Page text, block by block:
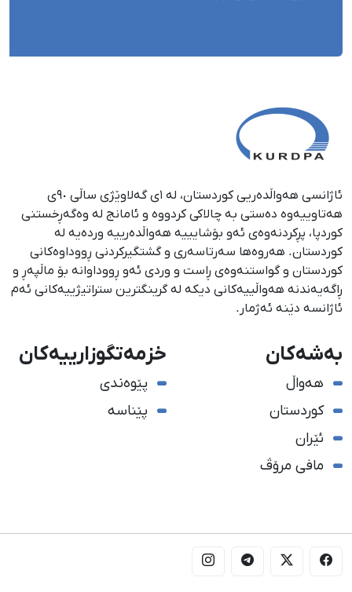
ئاژانسی هەواڵدەریی کوردستان، لە ١ی گەلاوێژی ساڵی ٩٠ی
هەتاوییەوە دەستی بە چالاکی کردووە و ئامانج لە وەگەڕخستنی
كوردپا، پڕكردنەوەی ئەو بۆشایییە هەواڵدەرییە وردەیە لە
كوردستان. هەروەها سەرتاسەری و گشتگیركردنی ڕووداوەكانی
كوردستان و گواستنەوەی ڕاست و وردی ئەو ڕووداوانە بۆ ماڵپەڕ و
ڕاگەیەندنە هەواڵییەكانی دیكە لە گرینگترین ستراتیژییەكانی ئەم
ئاژانسە دێنە ئەژمار.
بەشەکان
هەواڵ
کوردستان
ئێران
مافی مرۆڤ
خزمەتگوزارییەکان
پێوەندی
پێناسە